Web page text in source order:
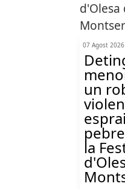
07 Agost 2026
un
la